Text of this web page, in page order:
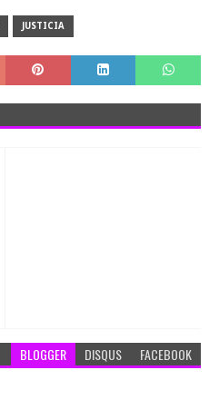
JUSTICIA
BLOGGER DISQUS FACEBOOK